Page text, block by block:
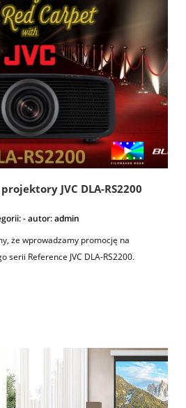
JVC DLA-RS2200
-autor:admin
że wprowadzamy promocję na
serii Reference JVC DLA-RS2200.